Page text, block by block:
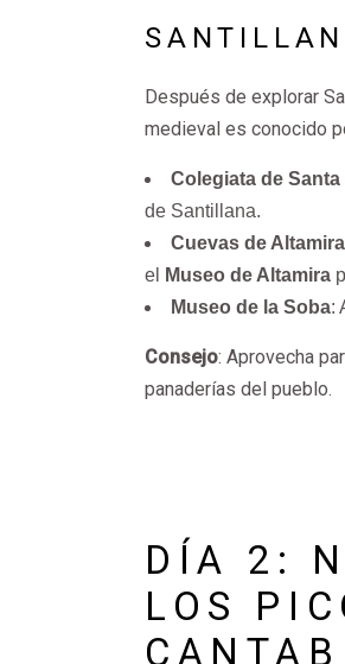
Después de explorar
medieval es conocido
Colegiata de
de Santillana.
Cuevas de Altamira
el
Museo de Altamira
Museo de la Soba:
Consejo: Aprovecha
panaderías del pueblo.
DÍA 2:
LOS